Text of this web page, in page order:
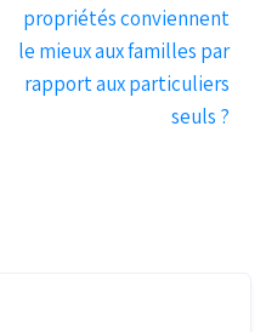
propriétés conviennent
le mieux aux familles par
rapport aux particuliers
seuls ?